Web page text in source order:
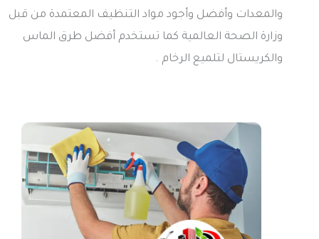
والمعدات وأفضل وأجود مواد التنظيف المعتمدة من قبل
وزارة الصحة العالمية كما تستخدم أفضل طرق الماس
والكريستال لتلميع الرخام .